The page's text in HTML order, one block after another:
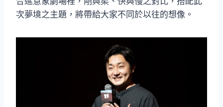
次夢境之主題，將帶給大家不同於以往的想像。